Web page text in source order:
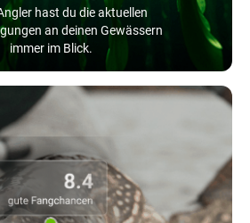
hast du die aktuellen
an deinen Gewässern
immer im Blick.